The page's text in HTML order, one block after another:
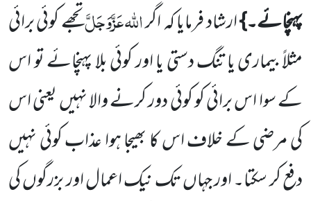
پہنچائے۔}ارشاد فرمایا کہاگراللہعَزَّوَجَلَّتجھے کوئی برائی
مثلاً بیماری یا تنگ دستی یا اور کوئی بلا پہنچائے تو اس
کے سوا اس برائی کو کوئی دور کرنے والا نہیں یعنی اس
کی مرضی کے خلاف اس کا بھیجا ہوا عذاب کوئی نہیں
دفع کر سکتا۔ اور جہاں تک نیک اعمال اور بزرگوں کی